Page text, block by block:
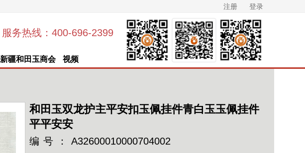
注册 登录
服务热线：400-696-2399
新疆和田玉商会 视频
和田玉双龙护主平安扣玉佩挂件青白玉玉佩挂件
平平安安
编号：A32600010000704002